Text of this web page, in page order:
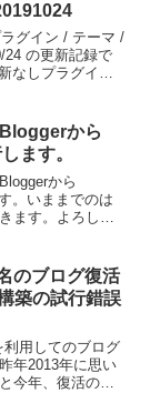
グイン / テーマ /
24 の更新記録で
なしプラグイン
から
ます。
から
。いままでのは
ます。よろしく
のブログ復活
築の試行錯誤
利用してのブログ
年2013年に思い
今年、復活の目